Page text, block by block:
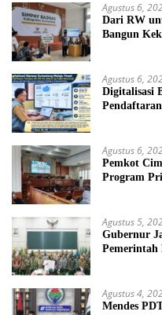
Agustus 6,
Dari RW
Bangun
Agustus 6,
Digitalisasi
Agustus 6,
Pemkot
Program
Agustus 5,
Gubernur
Agustus 4,
Mendes